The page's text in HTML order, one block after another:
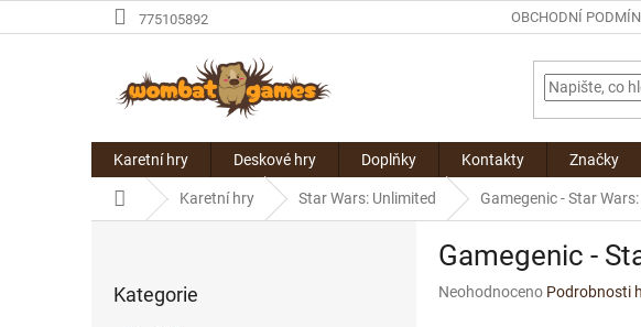
na
775105892 OBCHODNÍ
Karetní hry Deskové hry Doplňky Kontakty Značky
Domů Karetní hry Star Wars: Unlimited Gamegenic - Star
kategorie
Kategorie
Gamegenic -
Průměrné
Neohodnoceno Podrobnosti